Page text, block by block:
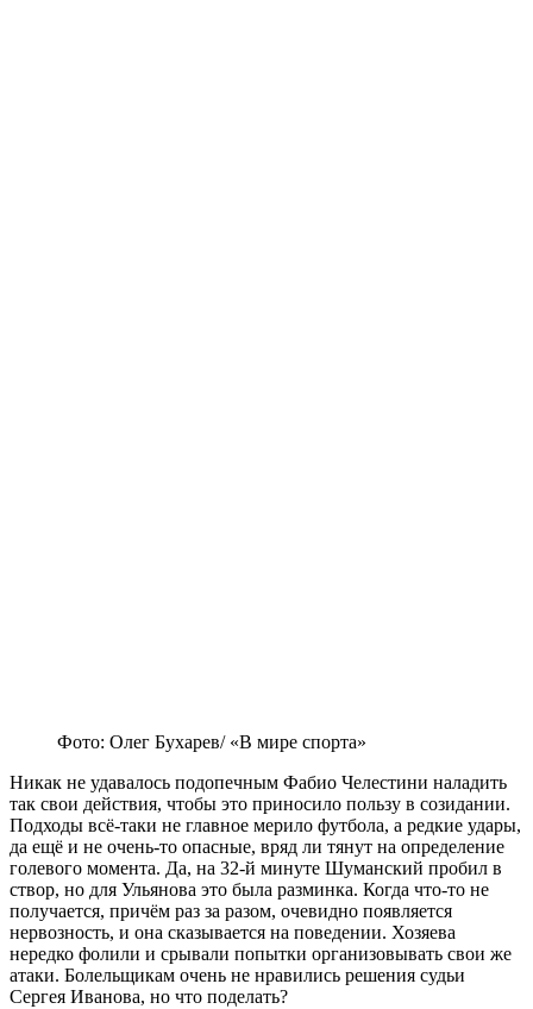
Фото: Олег Бухарев/ «В мире спорта»
Никак не удавалось подопечным Фабио Челестини наладить
так свои действия, чтобы это приносило пользу в созидании.
Подходы всё-таки не главное мерило футбола, а редкие удары,
да ещё и не очень-то опасные, вряд ли тянут на определение
голевого момента. Да, на 32-й минуте Шуманский пробил в
створ, но для Ульянова это была разминка. Когда что-то не
получается, причём раз за разом, очевидно появляется
нервозность, и она сказывается на поведении. Хозяева
нередко фолили и срывали попытки организовывать свои же
атаки. Болельщикам очень не нравились решения судьи
Сергея Иванова, но что поделать?